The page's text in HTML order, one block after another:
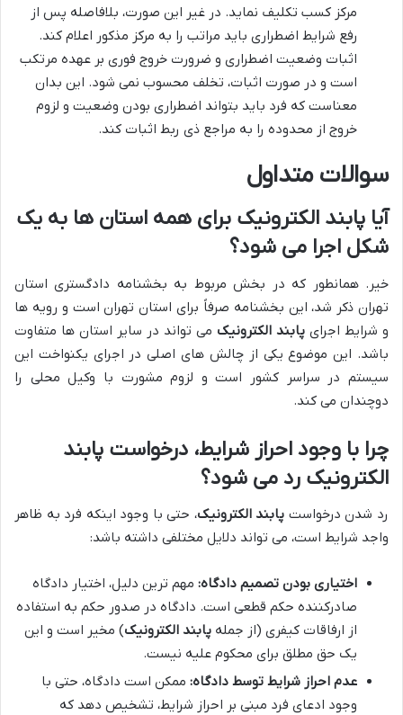
مرکز کسب تکلیف نماید. در غیر این صورت، بلافاصله پس از
رفع شرایط اضطراری باید مراتب را به مرکز مذکور اعلام کند.
اثبات وضعیت اضطراری و ضرورت خروج فوری بر عهده مرتکب
است و در صورت اثبات، تخلف محسوب نمی شود. این بدان
معناست که فرد باید بتواند اضطراری بودن وضعیت و لزوم
خروج از محدوده را به مراجع ذی ربط اثبات کند.
سوالات متداول
آیا پابند الکترونیک برای همه استان ها به یک
شکل اجرا می شود؟
خیر. همانطور که در بخش مربوط به بخشنامه دادگستری استان
تهران ذکر شد، این بخشنامه صرفاً برای استان تهران است و رویه ها
و شرایط اجرای پابند الکترونیک می تواند در سایر استان ها متفاوت
باشد. این موضوع یکی از چالش های اصلی در اجرای یکنواخت این
سیستم در سراسر کشور است و لزوم مشورت با وکیل محلی را
دوچندان می کند.
چرا با وجود احراز شرایط، درخواست پابند
الکترونیک رد می شود؟
رد شدن درخواست پابند الکترونیک، حتی با وجود اینکه فرد به ظاهر
واجد شرایط است، می تواند دلایل مختلفی داشته باشد:
اختیاری بودن تصمیم دادگاه: مهم ترین دلیل، اختیار دادگاه
صادرکننده حکم قطعی است. دادگاه در صدور حکم به استفاده
از ارفاقات کیفری (از جمله پابند الکترونیک) مخیر است و این
یک حق مطلق برای محکوم علیه نیست.
عدم احراز شرایط توسط دادگاه: ممکن است دادگاه، حتی با
وجود ادعای فرد مبنی بر احراز شرایط، تشخیص دهد که